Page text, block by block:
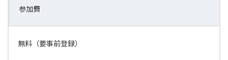
参加費
無料（要事前登録）